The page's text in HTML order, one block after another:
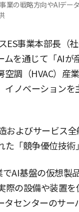
業の戦略方向やAIデー
ES事業本部長（
ムを通じて「AIが
空調（HVAC）産
イノベーション
およびサービス
「競争優位技術
でAI基盤の仮想製
際の設備や装置
センターのサ